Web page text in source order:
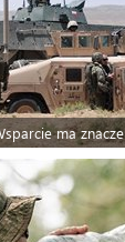
ma